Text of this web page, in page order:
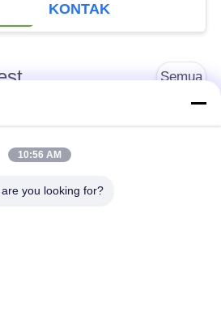
KONTAK
Semua
Alat Uji Minyak
10:56 AM
you looking for?